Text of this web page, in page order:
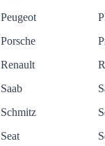
Peugeot
Porsche
Renault
Saab
Schmitz
Seat